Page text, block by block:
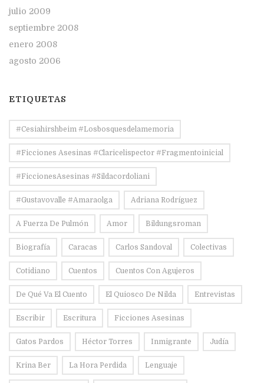
julio 2009
septiembre 2008
enero 2008
agosto 2006
ETIQUETAS
#Cesiahirshbeim #losbosquesdelamemoria
#ficciones Asesinas #claricelispector #fragmentoinicial
#FiccionesAsesinas #sildacordoliani
#Gustavovalle #amaraolga Adriana Rodríguez
A Fuerza De Pulmón Amor Bildungsroman
Biografía Caracas Carlos Sandoval Colectivas
Cotidiano Cuentos Cuentos Con Agujeros
De Qué Va El Cuento El Quiosco De Nilda Entrevistas
Escribir Escritura Ficciones Asesinas
Gatos Pardos Héctor Torres Inmigrante Judía
Krina Ber La Hora Perdida Lenguaje